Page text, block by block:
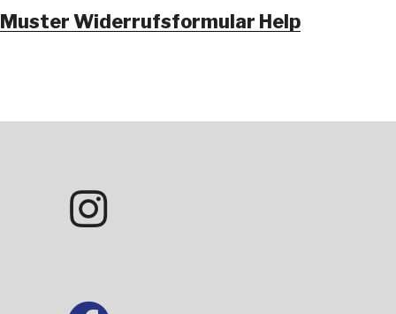
Muster Widerrufsformular Help